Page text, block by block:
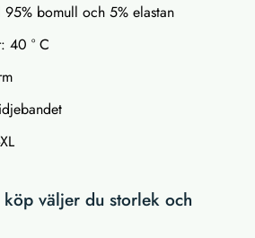
bomull och 5% elastan
40 ° C
köp väljer du storlek och